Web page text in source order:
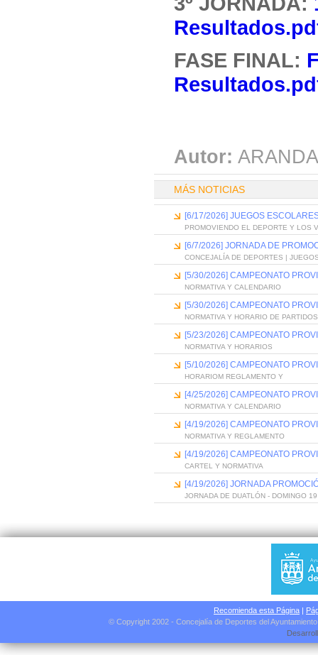
FASE FINAL:
Autor:
MÁS NOTICIAS
[6/17/2026] JUEGOS
PROMOVIENDO EL DEPORTE Y LOS
[6/7/2026] JORNADA DE
CONCEJALÍA DE DEPORTES |
[5/30/2026] CAMPEONATO
NORMATIVA Y CALENDARIO
[5/30/2026] CAMPEONATO
NORMATIVA Y HORARIO DE PARTIDOS
[5/23/2026] CAMPEONATO
NORMATIVA Y HORARIOS
[5/10/2026] CAMPEONATO
HORARIOM REGLAMENTO Y
[4/25/2026] CAMPEONATO
NORMATIVA Y CALENDARIO
[4/19/2026] CAMPEONATO
NORMATIVA Y REGLAMENTO
[4/19/2026] CAMPEONATO
CARTEL Y NORMATIVA
[4/19/2026] JORNADA
JORNADA DE DUATLÓN - DOMINGO
Recomienda esta Página |
© Copyright 2002 - Concejalía de Deportes del